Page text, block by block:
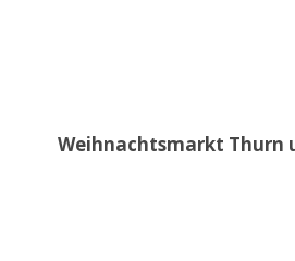
Weihnachtsmarkt Thurn